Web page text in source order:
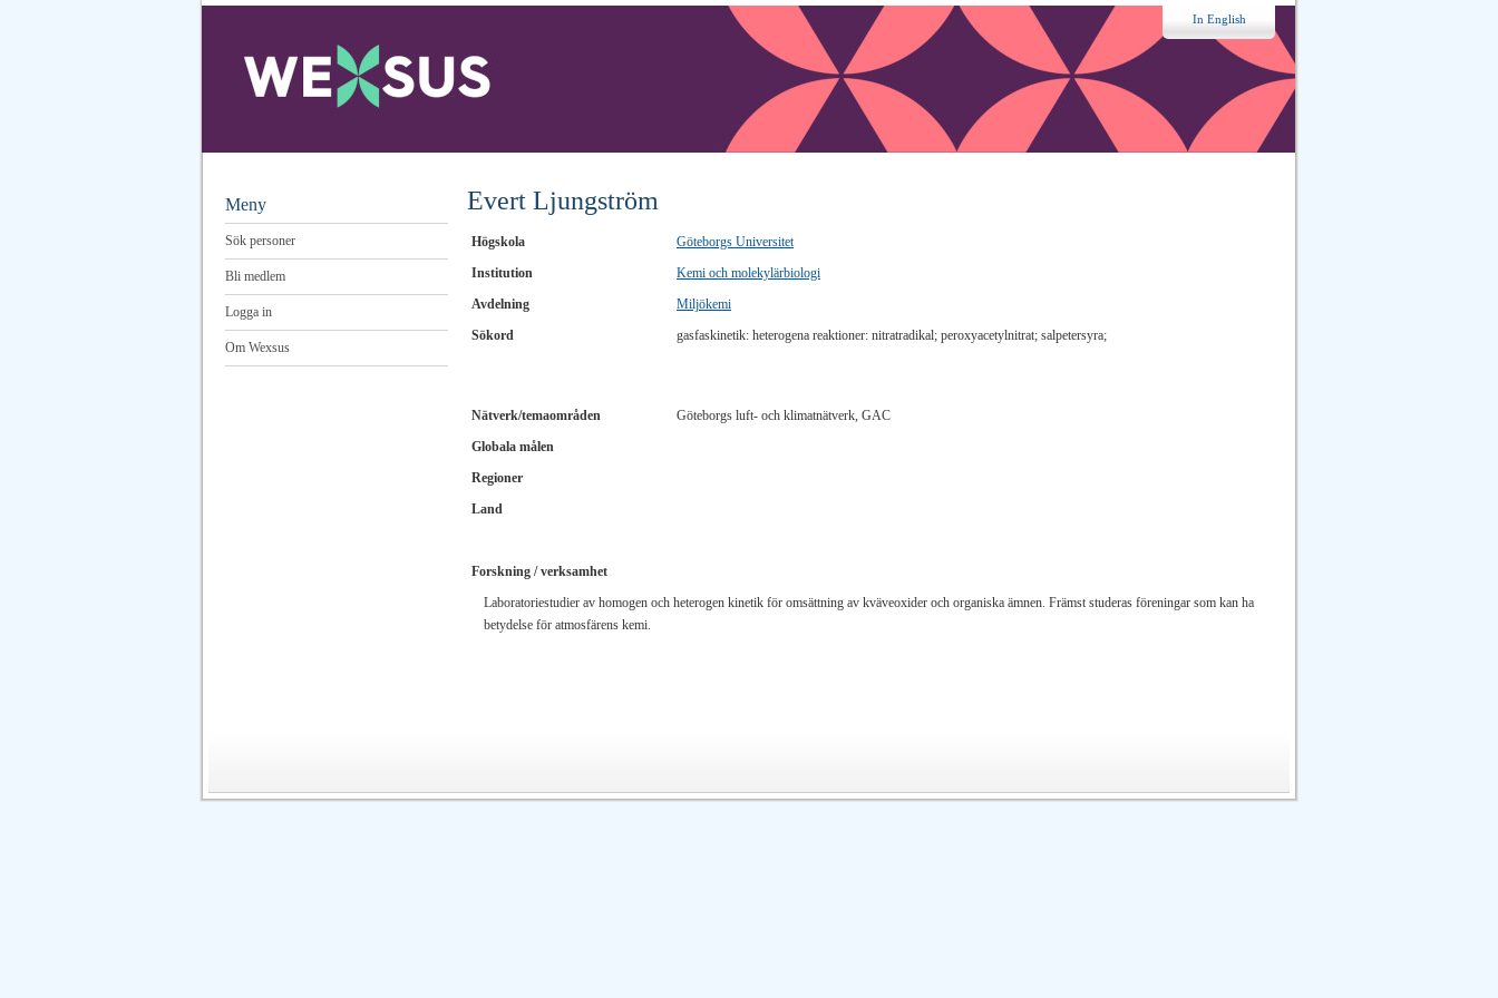
In English
Meny
Sök personer
Bli medlem
Logga in
Om Wexsus
Evert Ljungström
Högskola
Göteborgs Universitet
Institution
Kemi och molekylärbiologi
Avdelning
Miljökemi
Sökord
gasfaskinetik: heterogena reaktioner: nitratradikal; peroxyacetylnitrat; salpetersyra;
Nätverk/temaområden
Göteborgs luft- och klimatnätverk, GAC
Globala målen
Regioner
Land
Forskning / verksamhet
Laboratoriestudier av homogen och heterogen kinetik för omsättning av kväveoxider och organiska ämnen. Främst studeras föreningar som kan ha
betydelse för atmosfärens kemi.